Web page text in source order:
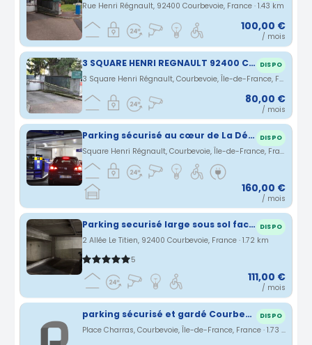
Rue Henri Régnault, 92400 Courbevoie, France · 1.43 km
100,00 €
/ mois
3 SQUARE HENRI REGNAULT 92400 COURBEVOIE DISPO
3 Square Henri Régnault, Courbevoie, Île-de-France, France · 1.51 km
80,00 €
/ mois
Parking sécurisé au cœur de La Défense DISPO
Square Henri Régnault, Courbevoie, Île-de-France, France · 1.52 km
160,00 €
/ mois
Parking securisé large sous sol facile d’accès DISPO
2 Allée Le Titien, 92400 Courbevoie, France · 1.72 km
5
111,00 €
/ mois
parking sécurisé et gardé Courbevoie DISPO
Place Charras, Courbevoie, Île-de-France, France · 1.73 km